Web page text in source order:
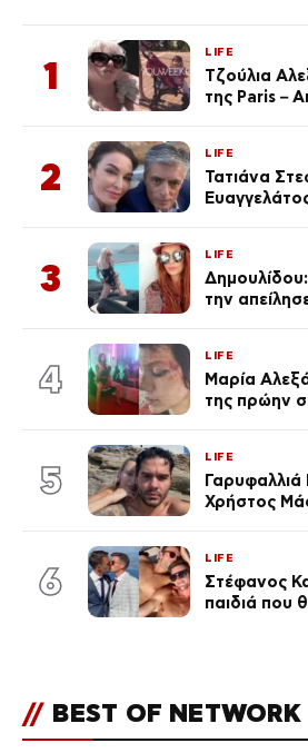
1
LIFE
Τζούλια
της Paris –
2
LIFE
Τατιάνα
3
LIFE
την
ποια είσαι
4
LIFE
Μαρία
της πρώην
5
LIFE
Χρήστος
6
LIFE
Στέφανος
παιδιά που
// BEST OF NETWORK